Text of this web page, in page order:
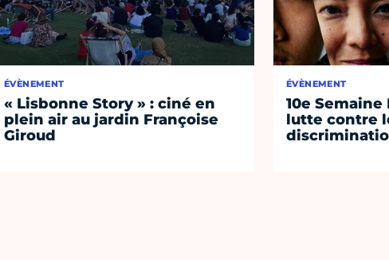
ÉVÈNEMENT
« Lisbonne Story » : ciné en
plein air au jardin Françoise
Giroud
ÉVÈNEMENT
10e
lutte contre